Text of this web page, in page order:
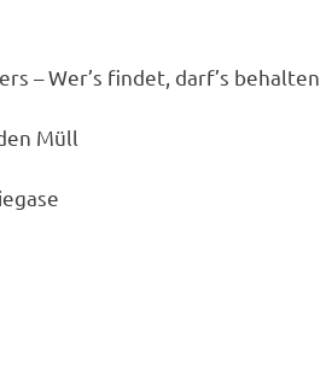
– Wer’s findet, darf’s behalten
Müll